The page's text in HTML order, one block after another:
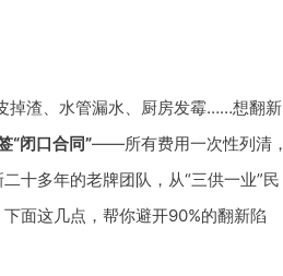
掉渣、水管漏水、厨房发霉……想翻新
“闭口合同”——所有费用一次性列清，
十多年的老牌团队，从“三供一业”民
面这几点，帮你避开90%的翻新陷